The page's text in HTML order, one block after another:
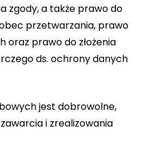
zgody, a także prawo do
przetwarzania, prawo
oraz prawo do złożenia
ds. ochrony danych
jest dobrowolne,
i zrealizowania